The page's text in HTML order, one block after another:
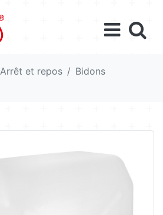
Arrêt et repos
Bidons